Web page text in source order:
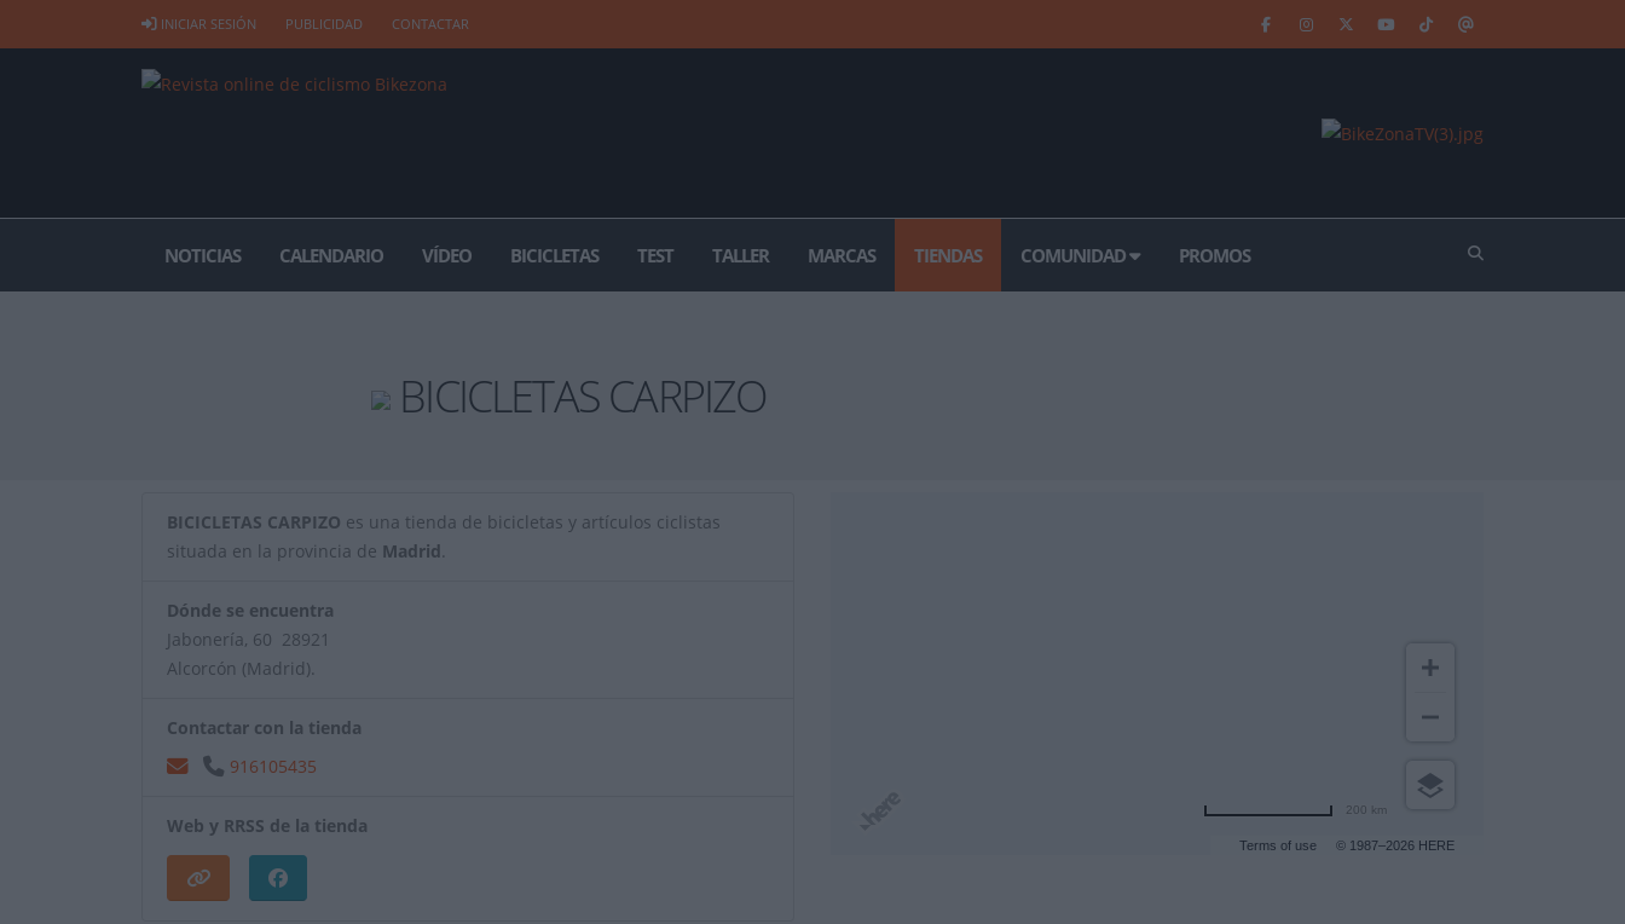
INICIAR SESIÓN PUBLICIDAD CONTACTAR
NOTICIAS CALENDARIO VÍDEO BICICLETAS TEST TALLER MARCAS TIENDAS COMUNIDAD PROMOS
BICICLETAS CARPIZO
BICICLETAS CARPIZO es una tienda de bicicletas y artículos ciclistas
situada en la provincia de Madrid.
Dónde se encuentra
Jabonería, 60 28921
Alcorcón (Madrid).
Contactar con la tienda
916105435
Web y RRSS de la tienda
Terms of use © 1987–2026 HERE
200 km